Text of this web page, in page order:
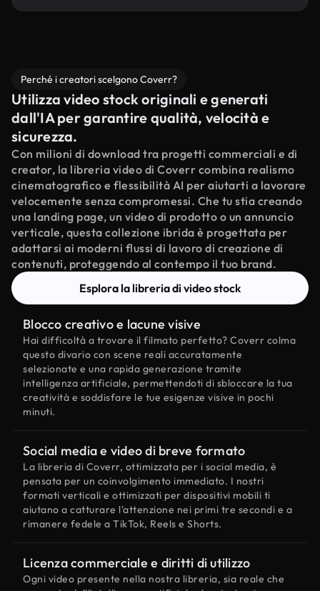
Perché i creatori scelgono Coverr?
Utilizza video stock originali e generati
dall'IA per garantire qualità, velocità e
sicurezza.
Con milioni di download tra progetti commerciali e di
creator, la libreria video di Coverr combina realismo
cinematografico e flessibilità AI per aiutarti a lavorare
velocemente senza compromessi. Che tu stia creando
una landing page, un video di prodotto o un annuncio
verticale, questa collezione ibrida è progettata per
adattarsi ai moderni flussi di lavoro di creazione di
contenuti, proteggendo al contempo il tuo brand.
Esplora la libreria di video stock
Blocco creativo e lacune visive
Hai difficoltà a trovare il filmato perfetto? Coverr colma
questo divario con scene reali accuratamente
selezionate e una rapida generazione tramite
intelligenza artificiale, permettendoti di sbloccare la tua
creatività e soddisfare le tue esigenze visive in pochi
minuti.
Social media e video di breve formato
La libreria di Coverr, ottimizzata per i social media, è
pensata per un coinvolgimento immediato. I nostri
formati verticali e ottimizzati per dispositivi mobili ti
aiutano a catturare l'attenzione nei primi tre secondi e a
rimanere fedele a TikTok, Reels e Shorts.
Licenza commerciale e diritti di utilizzo
Ogni video presente nella nostra libreria, sia reale che